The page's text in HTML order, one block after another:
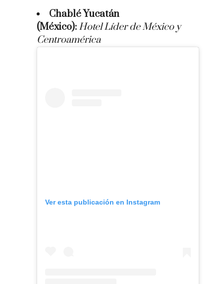
Chablé Yucatán
(México): Hotel Líder de México y
Centroamérica
Ver esta publicación en Instagram